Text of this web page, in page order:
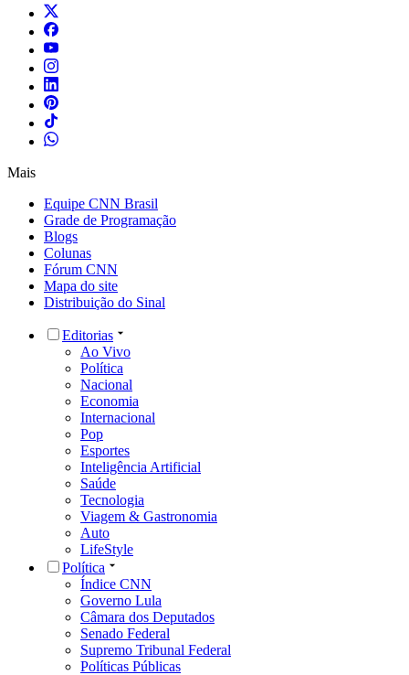
Mais
Equipe CNN Brasil
Grade de Programação
Blogs
Colunas
Fórum CNN
Mapa do site
Distribuição do Sinal
Editorias
Ao Vivo
Política
Nacional
Economia
Internacional
Pop
Esportes
Inteligência Artificial
Saúde
Tecnologia
Viagem & Gastronomia
Auto
LifeStyle
Política
Índice CNN
Governo Lula
Câmara dos Deputados
Senado Federal
Supremo Tribunal Federal
Políticas Públicas